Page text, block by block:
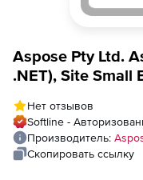
Aspose Pty Ltd.
.NET), Site Small
Нет отзывов
Softline -
Производитель:
Скопировать ссылку